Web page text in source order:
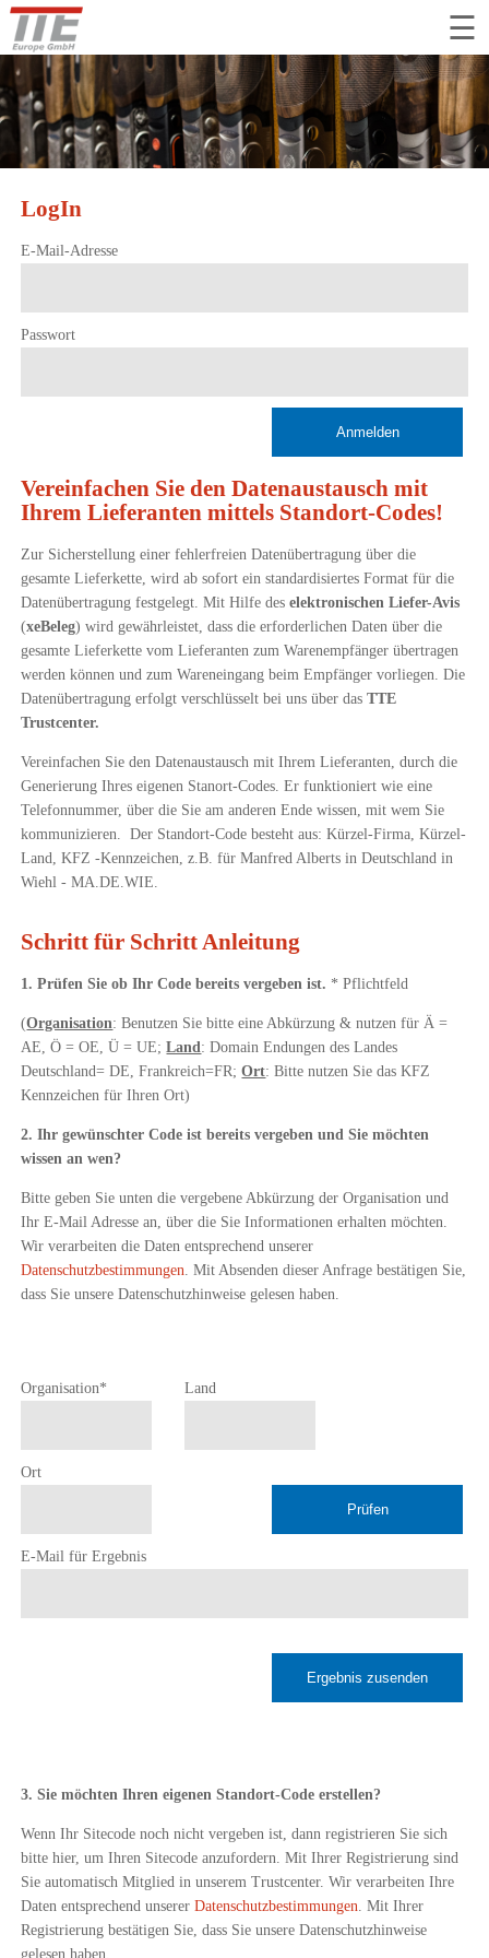
☰
LogIn
E-Mail-Adresse
Passwort
Anmelden
Vereinfachen Sie den Datenaustausch mit
Ihrem Lieferanten mittels Standort-Codes!
Zur Sicherstellung einer fehlerfreien Datenübertragung über die
gesamte Lieferkette, wird ab sofort ein standardisiertes Format für die
Datenübertragung festgelegt. Mit Hilfe deselektronischen Liefer-Avis
(xeBeleg) wird gewährleistet, dass die erforderlichen Daten über die
gesamte Lieferkette vom Lieferanten zum Warenempfänger übertragen
werden können und zum Wareneingang beim Empfänger vorliegen. Die
Datenübertragung erfolgt verschlüsselt bei uns über dasTTE
Trustcenter.
Vereinfachen Sie den Datenaustausch mit Ihrem Lieferanten, durch die
Generierung Ihres eigenen Stanort-Codes. Er funktioniert wie eine
Telefonnummer, über die Sie am anderen Ende wissen, mit wem Sie
kommunizieren. Der Standort-Code besteht aus: Kürzel-Firma, Kürzel-
Land, KFZ -Kennzeichen, z.B. für Manfred Alberts in Deutschland in
Wiehl - MA.DE.WIE.
Schritt für Schritt Anleitung
1. Prüfen Sie ob Ihr Code bereits vergeben ist. * Pflichtfeld
(Organisation: Benutzen Sie bitte eine Abkürzung & nutzen für Ä =
AE, Ö = OE, Ü = UE;Land: Domain Endungen des Landes
Deutschland= DE, Frankreich=FR;Ort: Bitte nutzen Sie das KFZ
Kennzeichen für Ihren Ort)
2. Ihr gewünschter Code ist bereits vergeben und Sie möchten
wissen an wen?
Bitte geben Sie unten die vergebene Abkürzung der Organisation und
Ihr E-Mail Adresse an, über die Sie Informationen erhalten möchten.
Wir verarbeiten die Daten entsprechend unserer
Datenschutzbestimmungen. Mit Absenden dieser Anfrage bestätigen Sie,
dass Sie unsere Datenschutzhinweise gelesen haben.
Pflichtfeld
Organisation* Land
Ort
Prüfen
E-Mail für Ergebnis
Ergebnis zusenden
3. Sie möchten Ihren eigenen Standort-Code erstellen?
Wenn Ihr Sitecode noch nicht vergeben ist, dann registrieren Sie sich
bitte hier, um Ihren Sitecode anzufordern. Mit Ihrer Registrierung sind
Sie automatisch Mitglied in unserem Trustcenter. Wir verarbeiten Ihre
Daten entsprechend unsererDatenschutzbestimmungen. Mit Ihrer
Registrierung bestätigen Sie, dass Sie unsere Datenschutzhinweise
gelesen haben.